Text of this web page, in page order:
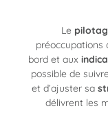
Le
préoccupations
bord et aux
possible de
et d’ajuster sa
délivrent les